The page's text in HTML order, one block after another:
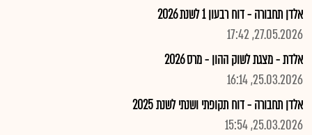
אלדן תחבורה - דוח רבעון 1 לשנת 2026
27.05.2026, 17:42
אלדת - מצגת לשוק ההון - מרס 2026
25.03.2026, 16:14
אלדן תחבורה - דוח תקופתי ושנתי לשנת 2025
25.03.2026, 15:54